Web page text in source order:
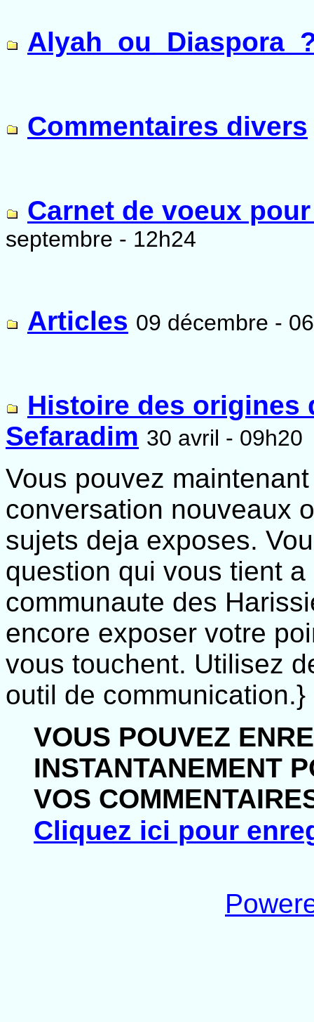
Commentaires divers
Carnet de voeux
septembre - 12h24
Articles 09 décembre -
Histoire des origines
Sefaradim 30 avril - 09h20
Vous pouvez
conversation nouveaux
sujets deja exposes.
question qui vous tient
communaute des
encore exposer votre
vous touchent. Utilisez
outil de communication.}
VOUS POUVEZ
INSTANTANEMENT
VOS
Cliquez ici pour